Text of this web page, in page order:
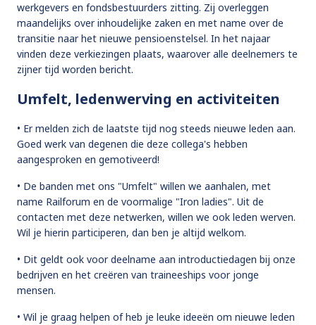
werkgevers en fondsbestuurders zitting. Zij overleggen
maandelijks over inhoudelijke zaken en met name over de
transitie naar het nieuwe pensioenstelsel. In het najaar
vinden deze verkiezingen plaats, waarover alle deelnemers te
zijner tijd worden bericht.
Umfelt, ledenwerving en activiteiten
• Er melden zich de laatste tijd nog steeds nieuwe leden aan.
Goed werk van degenen die deze collega's hebben
aangesproken en gemotiveerd!
• De banden met ons "Umfelt" willen we aanhalen, met
name Railforum en de voormalige "Iron ladies". Uit de
contacten met deze netwerken, willen we ook leden werven.
Wil je hierin participeren, dan ben je altijd welkom.
• Dit geldt ook voor deelname aan introductiedagen bij onze
bedrijven en het creëren van traineeships voor jonge
mensen.
• Wil je graag helpen of heb je leuke ideeën om nieuwe leden